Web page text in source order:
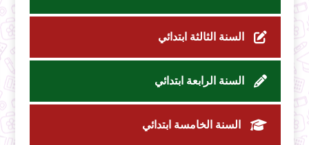
السنة الثالثة ابتدائي
السنة الرابعة ابتدائي
السنة الخامسة ابتدائي